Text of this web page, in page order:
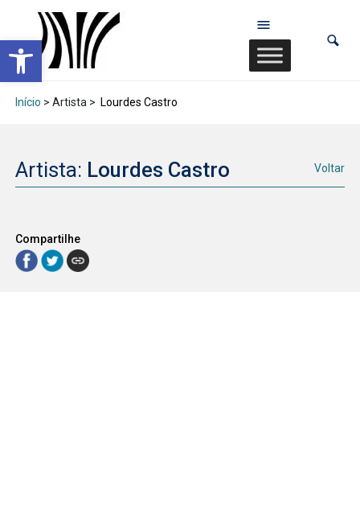
Abrir a barra de ferramentas
Início > Artista > Lourdes Castro
Artista: Lourdes Castro Voltar
Compartilhe